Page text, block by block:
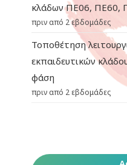
κλάδων ΠΕ06, ΠΕ60,
πριν από 2 εβδομάδες
Τοποθέτηση
εκπαιδευτικών
φάση
πριν από 2 εβδομάδες